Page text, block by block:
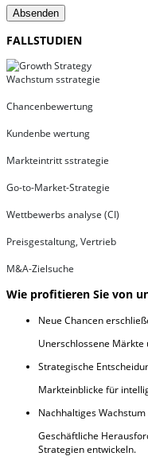
Absenden
FALLSTUDIEN
Wachstum sstrategie
Chancenbewertung
Kundenbe wertung
Markteintritt sstrategie
Go-to-Market-Strategie
Wettbewerbs analyse (CI)
Preisgestaltung, Vertrieb
M&A-Zielsuche
Wie profitieren Sie von
Neue Chancen
Unerschlossene
Strategische
Markteinblicke für
Nachhaltiges Wachstum
Geschäftliche
Strategien entwickeln.